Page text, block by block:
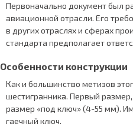
Первоначально документ был
авиационной отрасли. Его
в других отраслях и сферах
стандарта предполагает
Особенности конструкции
Как и большинство метизов
шестигранника. Первый
размер «под ключ» (4-55 мм).
гаечный ключ.